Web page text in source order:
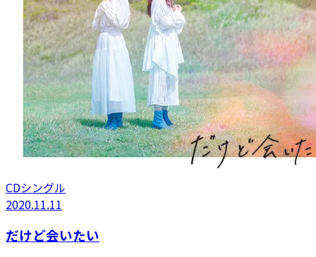
CDシングル
2020.11.11
だけど会いたい